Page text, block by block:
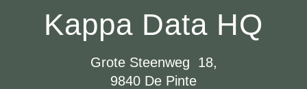
Kappa Data HQ
Grote Steenweg 18,
9840 De Pinte